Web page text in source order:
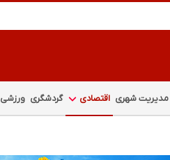
مدیریت شهری اقتصادی گردشگری ورزشی